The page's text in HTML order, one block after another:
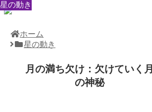
ホーム
星の動き
月の満ち欠け：欠けていく月
の神秘
星の動き
星の動き
星の動き
星の動き
星の動き
星の動き
星の動き
星の動き
星の動き